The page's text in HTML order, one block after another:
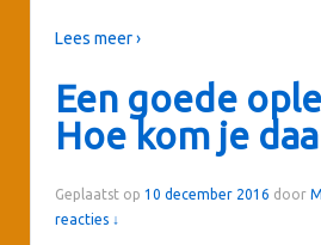
Lees meer ›
Een goede
Hoe kom je
Geplaatst op 10 december 2016 door
reacties ↓